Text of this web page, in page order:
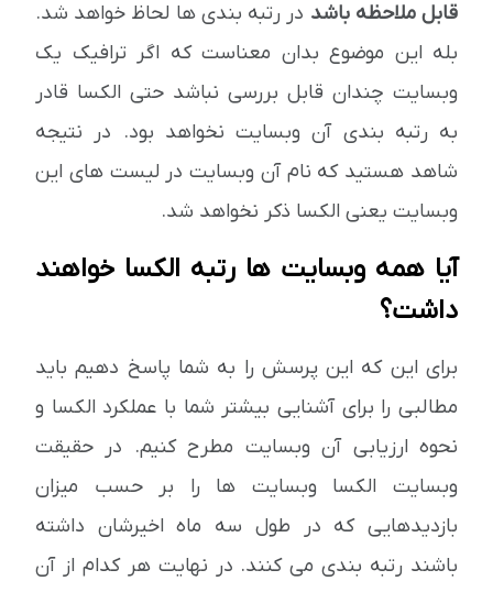
قابل ملاحظه باشد در رتبه بندی ها لحاظ خواهد شد.
بله این موضوع بدان معناست که اگر ترافیک یک
وبسایت چندان قابل بررسی نباشد حتی الکسا قادر
به رتبه بندی آن وبسایت نخواهد بود. در نتیجه
شاهد هستید که نام آن وبسایت در لیست های این
وبسایت یعنی الکسا ذکر نخواهد شد.
آیا همه وبسایت ها رتبه الکسا خواهند
داشت؟
برای این که این پرسش را به شما پاسخ دهیم باید
مطالبی را برای آشنایی بیشتر شما با عملکرد الکسا و
نحوه ارزیابی آن وبسایت مطرح کنیم. در حقیقت
وبسایت الکسا وبسایت ها را بر حسب میزان
بازدیدهایی که در طول سه ماه اخیرشان داشته
باشند رتبه بندی می کنند. در نهایت هر کدام از آن